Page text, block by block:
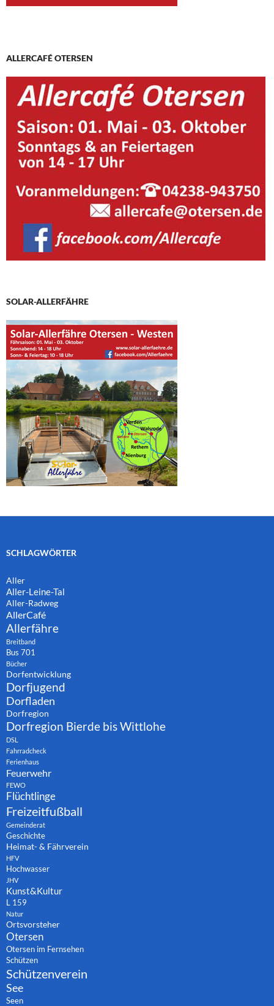
ALLERCAFÉ OTERSEN
SOLAR-ALLERFÄHRE
SCHLAGWÖRTER
Aller
Aller-Leine-Tal
Aller-Radweg
AllerCafé
Allerfähre
Breitband
Bus 701
Bücher
Dorfentwicklung
Dorfjugend
Dorfladen
Dorfregion
Dorfregion Bierde bis Wittlohe
DSL
Fahrradcheck
Ferienhaus
Feuerwehr
FEWO
Flüchtlinge
Freizeitfußball
Gemeinderat
Geschichte
Heimat- & Fährverein
HFV
Hochwasser
JHV
Kunst&Kultur
L 159
Natur
Ortsvorsteher
Otersen
Otersen im Fernsehen
Schützen
Schützenverein
See
Seen